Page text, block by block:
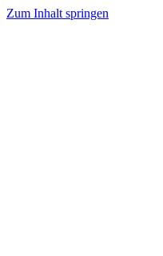
Zum Inhalt springen